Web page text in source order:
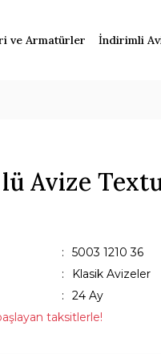
ve Armatürler İndirimli
Avize
5003 1210 36
Klasik Avizeler
24 Ay
taksitlerle!